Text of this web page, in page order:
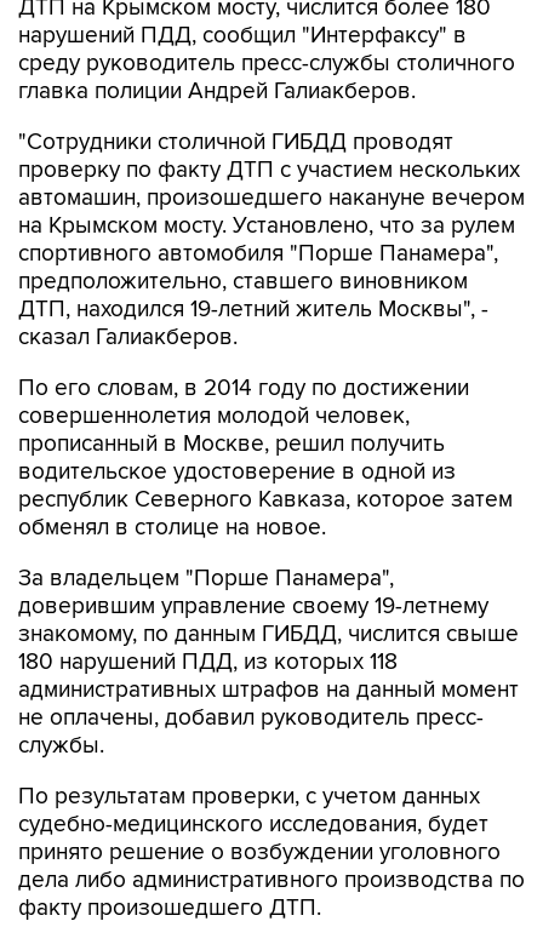
ДТП на Крымском мосту, числится более 180
нарушений ПДД, сообщил "Интерфаксу" в
среду руководитель пресс-службы столичного
главка полиции Андрей Галиакберов.
"Сотрудники столичной ГИБДД проводят
проверку по факту ДТП с участием нескольких
автомашин, произошедшего накануне вечером
на Крымском мосту. Установлено, что за рулем
спортивного автомобиля "Порше Панамера",
предположительно, ставшего виновником
ДТП, находился 19-летний житель Москвы", -
сказал Галиакберов.
По его словам, в 2014 году по достижении
совершеннолетия молодой человек,
прописанный в Москве, решил получить
водительское удостоверение в одной из
республик Северного Кавказа, которое затем
обменял в столице на новое.
За владельцем "Порше Панамера",
доверившим управление своему 19-летнему
знакомому, по данным ГИБДД, числится свыше
180 нарушений ПДД, из которых 118
административных штрафов на данный момент
не оплачены, добавил руководитель пресс-
службы.
По результатам проверки, с учетом данных
судебно-медицинского исследования, будет
принято решение о возбуждении уголовного
дела либо административного производства по
факту произошедшего ДТП.